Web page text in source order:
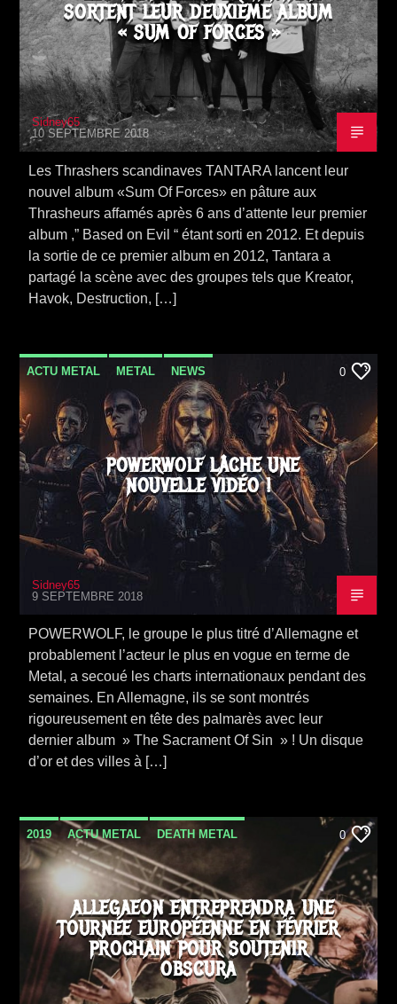
SORTENT LEUR DEUXIÈME ALBUM
« SUM OF FORCES »
Sidney65
10 SEPTEMBRE 2018
Les Thrashers scandinaves TANTARA lancent leur
nouvel album «Sum Of Forces» en pâture aux
Thrasheurs affamés après 6 ans d’attente leur premier
album ,” Based on Evil “ étant sorti en 2012. Et depuis
la sortie de ce premier album en 2012, Tantara a
partagé la scène avec des groupes tels que Kreator,
Havok, Destruction, […]
ACTU METAL METAL NEWS
POWER METAL TOURNÉE
VIDEO STORIES
0
POWERWOLF LÂCHE UNE
NOUVELLE VIDÉO !
Sidney65
9 SEPTEMBRE 2018
POWERWOLF, le groupe le plus titré d’Allemagne et
probablement l’acteur le plus en vogue en terme de
Metal, a secoué les charts internationaux pendant des
semaines. En Allemagne, ils se sont montrés
rigoureusement en tête des palmarès avec leur
dernier album » The Sacrament Of Sin » ! Un disque
d’or et des villes à […]
2019 ACTU METAL DEATH METAL
METAL NEWS TOURNÉE
0
ALLEGAEON ENTREPRENDRA UNE
TOURNÉE EUROPÉENNE EN FÉVRIER
PROCHAIN POUR SOUTENIR
OBSCURA